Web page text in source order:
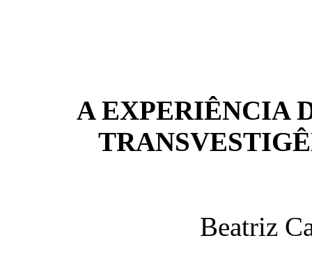
A EXPERIÊNCIA
Beatriz